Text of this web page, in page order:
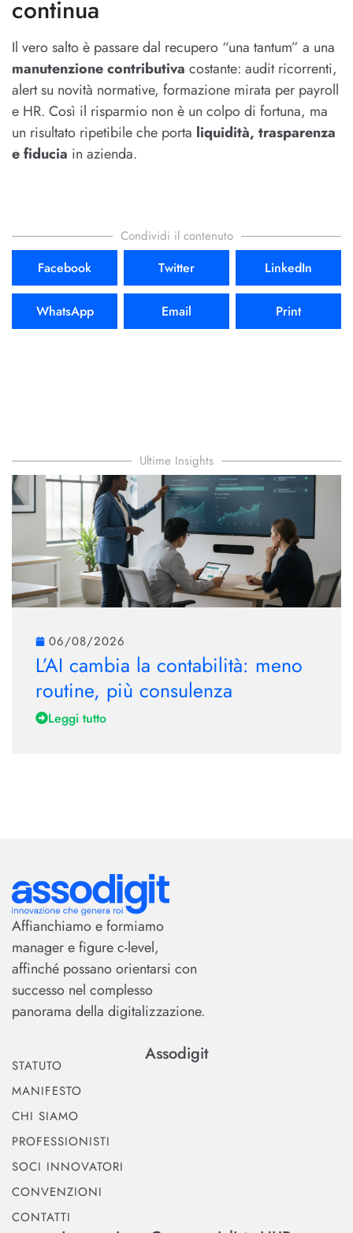
continua
Il vero salto è passare dal recupero “una tantum” a una
manutenzione contributiva costante: audit ricorrenti,
alert su novità normative, formazione mirata per payroll
e HR. Così il risparmio non è un colpo di fortuna, ma
un risultato ripetibile che porta liquidità, trasparenza
e fiducia in azienda.
Condividi il contenuto
Facebook Twitter LinkedIn
WhatsApp Email Print
Ultime Insights
06/08/2026
L’AI cambia la contabilità: meno
routine, più consulenza
Leggi tutto
Affianchiamo e formiamo
manager e figure c-level,
affinché possano orientarsi con
successo nel complesso
panorama della digitalizzazione.
Assodigit
STATUTO
MANIFESTO
CHI SIAMO
PROFESSIONISTI
SOCI INNOVATORI
CONVENZIONI
CONTATTI